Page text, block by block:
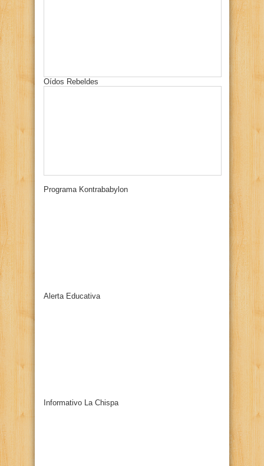
Oídos Rebeldes
Programa Kontrababylon
Alerta Educativa
Informativo La Chispa